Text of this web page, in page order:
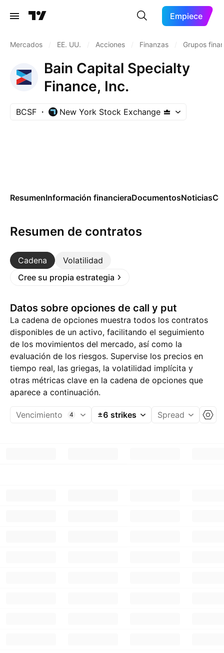
Empiece
Mercados EE. UU. Acciones Finanzas Grupos
Bain Capital Specialty
Finance, Inc.
BCSF New York Stock Exchange
ResumenInformación financieraDocumentosNoticias
Resumen de contratos
Cadena
Volatilidad
Cree su propia estrategia
Datos sobre opciones de call y put
La cadena de opciones muestra todos los contratos
disponibles de un activo, facilitando el seguimiento
de los movimientos del mercado, así como la
evaluación de los riesgos. Supervise los precios en
tiempo real, las griegas, la volatilidad implícita y
otras métricas clave en la cadena de opciones que
aparece a continuación.
Vencimiento 4 ±6 strikes Spread